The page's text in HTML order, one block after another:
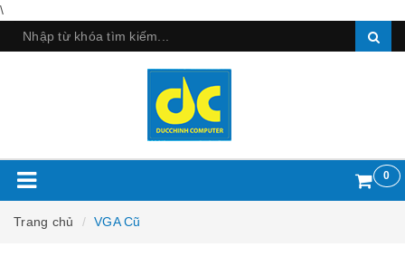
\
0
Trang chủ VGA Cũ